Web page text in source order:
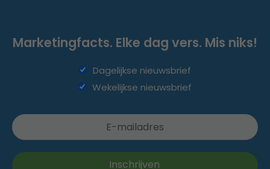
Marketingfacts. Elke dag vers. Mis niks!
Dagelijkse nieuwsbrief
Wekelijkse nieuwsbrief